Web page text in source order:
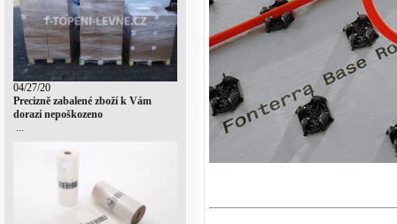
04/27/20
Precizně zabalené zboží k Vám
dorazí nepoškozeno
...